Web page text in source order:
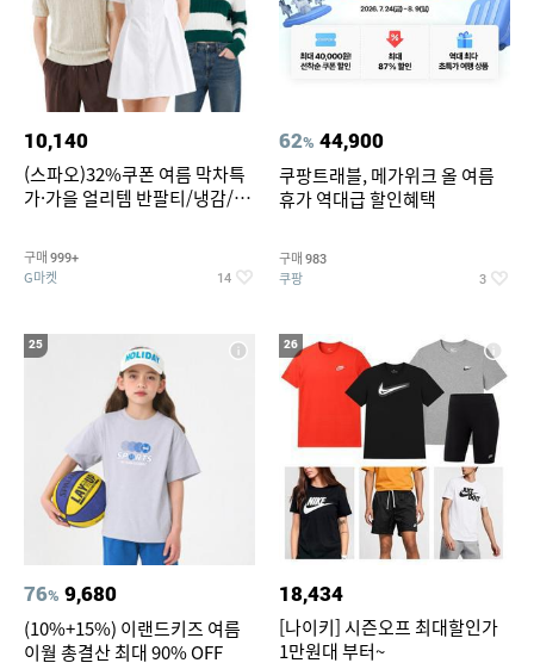
10,140
(스파오)32%쿠폰 여름 막차특
가·가을 얼리템 반팔티/냉감/반
건 외 ~74%OFF
구매 999+
G마켓 14
62% 44,900
쿠팡트래블, 메가위크 올 여름
휴가 역대급 할인혜택
구매 983
쿠팡 3
25
76% 9,680
(10%+15%) 이랜드키즈 여름
이월 총결산 최대 90% OFF
26
18,434
[나이키] 시즌오프 최대할인가
1만원대 부터~